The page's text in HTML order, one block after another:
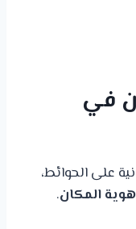
في
على الحوائط،
المكان.